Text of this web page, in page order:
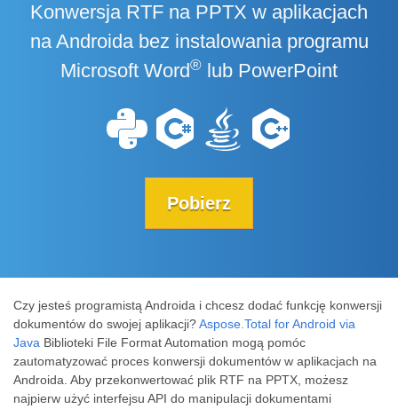
Konwersja RTF na PPTX w aplikacjach
na Androida bez instalowania programu
Microsoft Word® lub PowerPoint
Pobierz
Czy jesteś programistą Androida i chcesz dodać funkcję konwersji
dokumentów do swojej aplikacji?Aspose.Total for Android via
Java Biblioteki File Format Automation mogą pomóc
zautomatyzować proces konwersji dokumentów w aplikacjach na
Androida. Aby przekonwertować plik RTF na PPTX, możesz
najpierw użyć interfejsu API do manipulacji dokumentami